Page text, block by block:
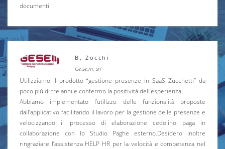
documenti.
B. Zocchi
Ge.se.m. srl
Utilizziamo il prodotto “gestione presenze in SaaS Zucchetti” da
poco più di tre anni e confermo la positività dell’esperienza.
Abbiamo implementato l’utilizzo delle funzionalità proposte
dall’applicativo facilitando il lavoro per la gestione delle presenze e
velocizzando il processo di elaborazione cedolino paga in
collaborazione con lo Studio Paghe esterno.Desidero inoltre
ringraziare l’assistenza HELP HR per la velocità e competenza nel